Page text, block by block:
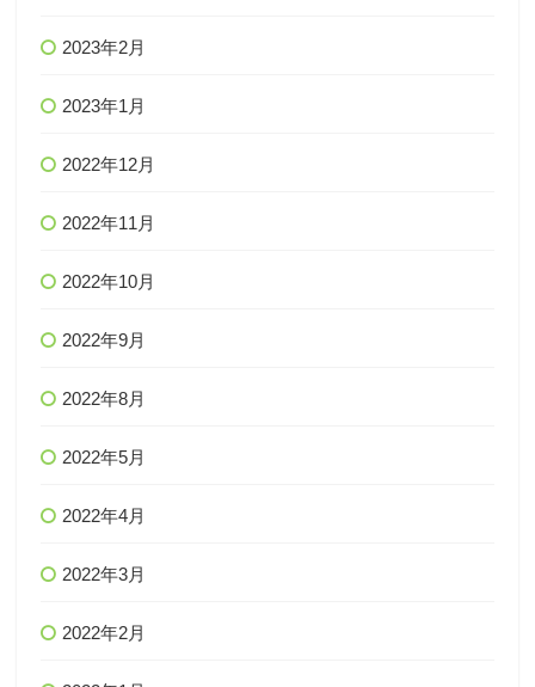
2023年2月
2023年1月
2022年12月
2022年11月
2022年10月
2022年9月
2022年8月
2022年5月
2022年4月
2022年3月
2022年2月